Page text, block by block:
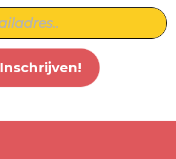
Inschrijven!